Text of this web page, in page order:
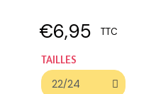
€6,95 TTC
TAILLES